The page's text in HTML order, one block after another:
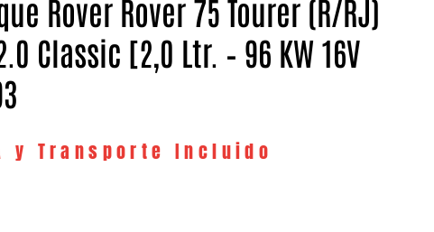
Rover Rover 75 Tourer (R/RJ)
Classic [2,0 Ltr. – 96 KW 16V
y Transporte Incluido